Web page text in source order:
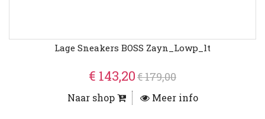
Lage Sneakers BOSS Zayn_Lowp_lt
€ 143,20€ 179,00
Naar shop Meer info